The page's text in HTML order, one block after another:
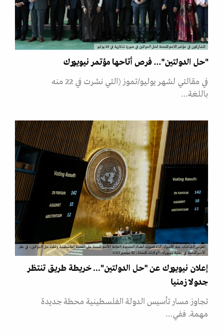
المشاركون في مؤتمر الامم المتحدة لحل الدولتين في صورة تذكارية في 28 يوليو
"حل الدولتين"... فرص أتاحها مؤتمر نيويورك
في مقالتي لشهر يوليو/تموز (التي نشرت في 22 منه
باللغة…
تعرض الشاشات عدد الأصوات أثناء تصويت أعضاء الجمعية العامة للأمم المتحدة على القضية الفلسطينية وتنفيذ حل الدولتين، في مقر
الأمم المتحدة في مدينة نيويورك، الولايات المتحدة، 12 سبتمبر 2025
إعلان نيويورك عن "حل الدولتين"... خريطة طريق تنتظر
جدولا زمنيا
تجاوز مسار تأسيس الدولة الفلسطينية محطة جديدة
مهمة. ففي…